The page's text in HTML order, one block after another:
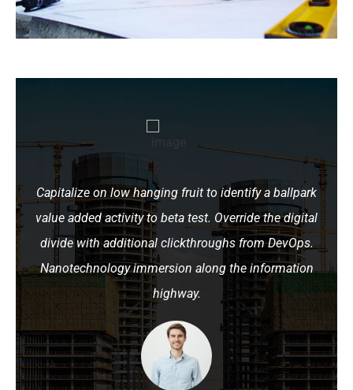
Capitalize on low hanging fruit to identify a ballpark
value added activity to beta test. Override the digital
divide with additional clickthroughs from DevOps.
Nanotechnology immersion along the information
highway.